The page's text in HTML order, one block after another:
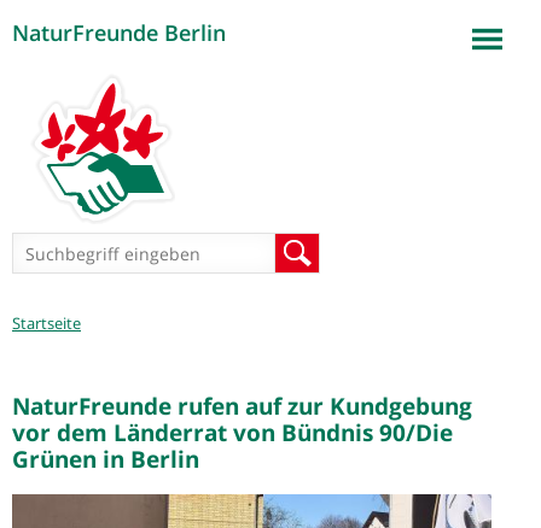
NaturFreunde Berlin
Suchformular
Sie
Startseite
NaturFreunde rufen auf zur Kundgebung
vor dem Länderrat von Bündnis 90/Die
Grünen in Berlin